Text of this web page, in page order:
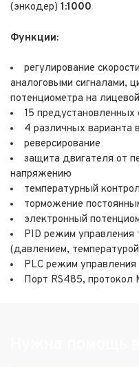
(энкодер) 1:1000
Функции:
регулирование
аналоговыми сигналами,
потенциометра на
15 предустановленных
4 различных варианта
реверсирование
защита двигателя от
напряжению
температурный
торможение
электронный
PID режим управления
(давлением,
PLC режим управления
Порт RS485, протокол